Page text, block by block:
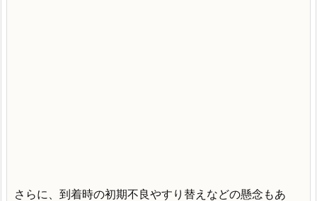
さらに、到着時の初期不良やすり替えなどの懸念もあ